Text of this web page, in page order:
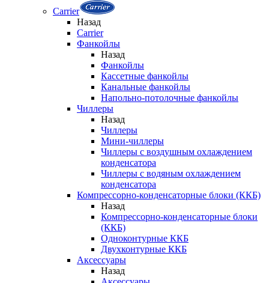
Carrier
Назад
Carrier
Фанкойлы
Назад
Фанкойлы
Кассетные фанкойлы
Канальные фанкойлы
Напольно-потолочные фанкойлы
Чиллеры
Назад
Чиллеры
Мини-чиллеры
Чиллеры с воздушным охлаждением
конденсатора
Чиллеры с водяным охлаждением
конденсатора
Компрессорно-конденсаторные блоки (ККБ)
Назад
Компрессорно-конденсаторные блоки
(ККБ)
Одноконтурные ККБ
Двухконтурные ККБ
Аксессуары
Назад